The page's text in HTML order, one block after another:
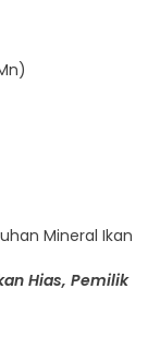
Mineral Ikan
Hias, Pemilik